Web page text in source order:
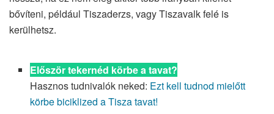
bővíteni, például Tiszaderzs, vagy Tiszavalk felé is
kerülhetsz.
Először tekernéd körbe a tavat?
Hasznos tudnivalók neked: Ezt kell tudnod mielőtt
körbe biciklized a Tisza tavat!